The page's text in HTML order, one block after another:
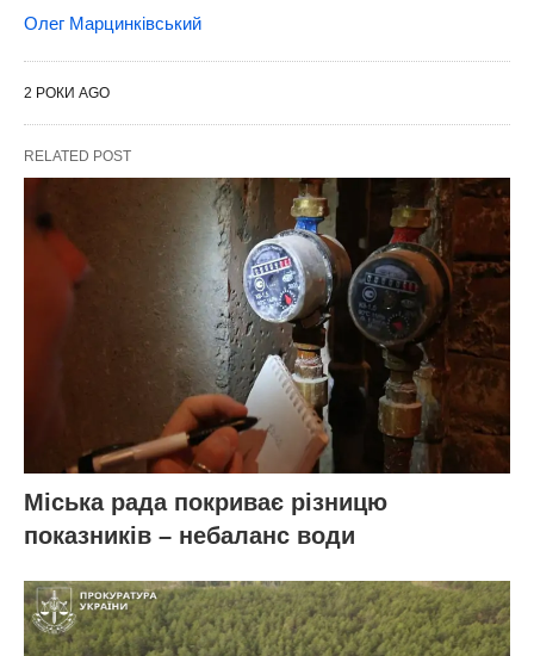
Олег Марцинківський
2 РОКИ AGO
RELATED POST
Міська рада покриває різницю
показників – небаланс води